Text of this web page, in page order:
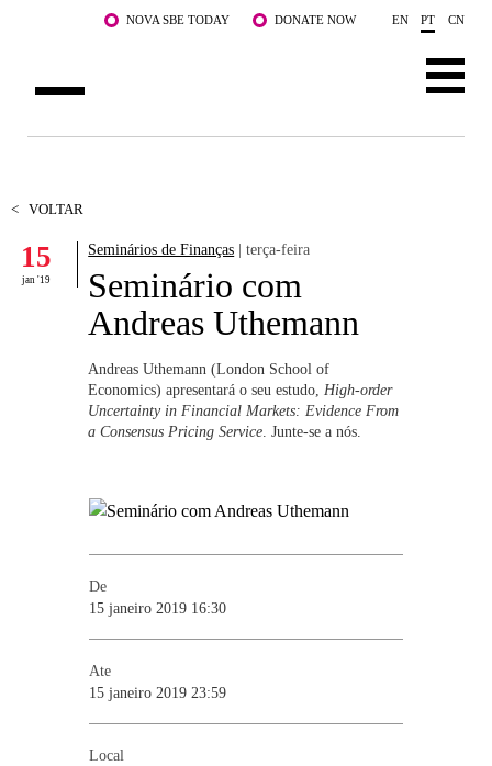
Saltar para o conteúdo principalNOVA SBE TODAY DONATE NOW EN PT CN
DOCENTES E INVESTIGAÇÃO
COMUNIDADE
WHAT'S HAPPENING
< VOLTAR
15
jan '19
Seminários de Finanças | terça-feira
Seminário com
Andreas Uthemann
Andreas Uthemann (London School of
Economics) apresentará o seu estudo, High-order
Uncertainty in Financial Markets: Evidence From
a Consensus Pricing Service . Junte-se a nós.
De
15 janeiro 2019 16:30
Ate
15 janeiro 2019 23:59
Local